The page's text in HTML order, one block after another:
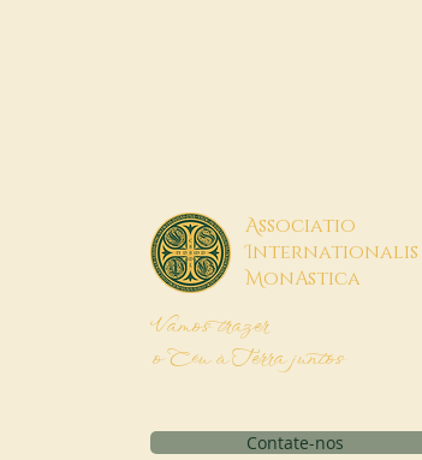
Associatio
Internationalis
MonAstica
Vamos trazer
o Céu à Terra juntos
Contate-nos